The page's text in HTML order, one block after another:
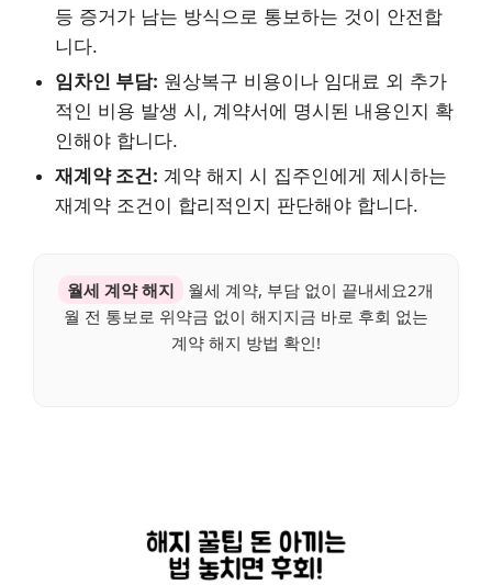
등 증거가 남는 방식으로 통보하는 것이 안전합
니다.
임차인 부담: 원상복구 비용이나 임대료 외 추가
적인 비용 발생 시, 계약서에 명시된 내용인지 확
인해야 합니다.
재계약 조건: 계약 해지 시 집주인에게 제시하는
재계약 조건이 합리적인지 판단해야 합니다.
월세 계약 해지
월세 계약, 부담 없이 끝내세요2개
월 전 통보로 위약금 없이 해지지금 바로 후회 없는
계약 해지 방법 확인!